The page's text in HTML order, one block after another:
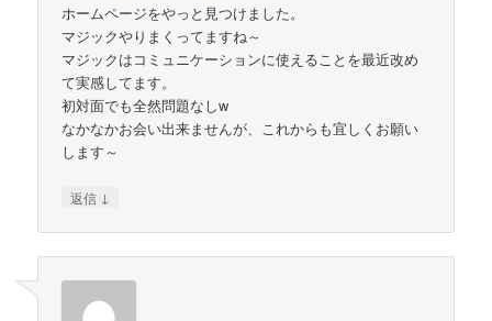
ホームページをやっと見つけました。
マジックやりまくってますね～
マジックはコミュニケーションに使えることを最近改め
て実感してます。
初対面でも全然問題なしw
なかなかお会い出来ませんが、これからも宜しくお願い
します～
返信 ↓